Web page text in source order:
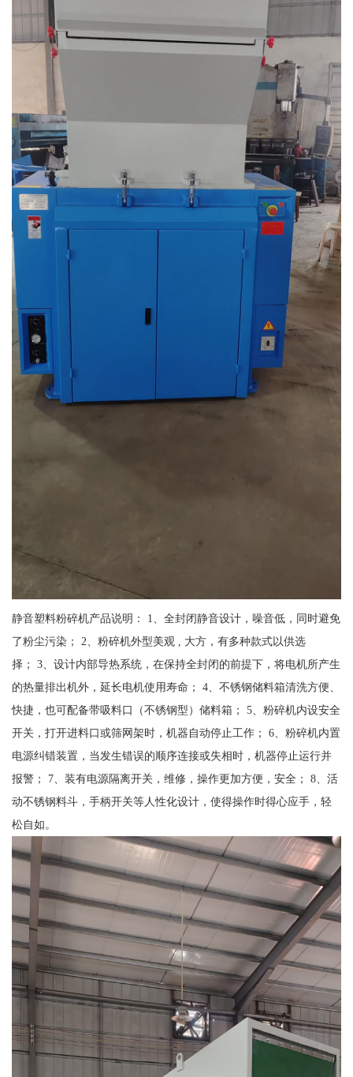
静音塑料粉碎机产品说明： 1、全封闭静音设计，噪音低，同时避免
了粉尘污染； 2、粉碎机外型美观 , 大方，有多种款式以供选
择； 3、设计内部导热系统，在保持全封闭的前提下，将电机所产生
的热量排出机外，延长电机使用寿命； 4、不锈钢储料箱清洗方便、
快捷，也可配备带吸料口（不锈钢型）储料箱； 5、粉碎机内设安全
开关，打开进料口或筛网架时，机器自动停止工作； 6、粉碎机内置
电源纠错装置，当发生错误的顺序连接或失相时，机器停止运行并
报警； 7、装有电源隔离开关，维修，操作更加方便，安全； 8、活
动不锈钢料斗，手柄开关等人性化设计，使得操作时得心应手，轻
松自如。